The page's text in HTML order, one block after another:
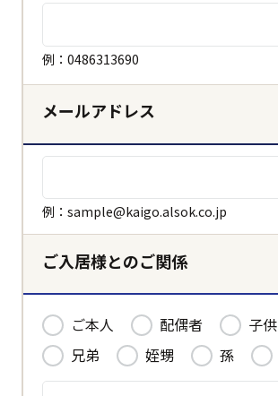
キャンセル
決定する
例：0486313690
メールアドレス
例：sample@kaigo.alsok.co.jp
ご入居様とのご関係
ご本人 配偶者
子供
兄弟
姪甥 孫